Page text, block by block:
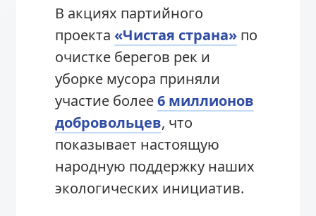
В акциях партийного
проекта «Чистая страна»по
очистке берегов рек и
уборке мусора приняли
участие более6 миллионов
добровольцев, что
показывает настоящую
народную поддержку наших
экологических инициатив.